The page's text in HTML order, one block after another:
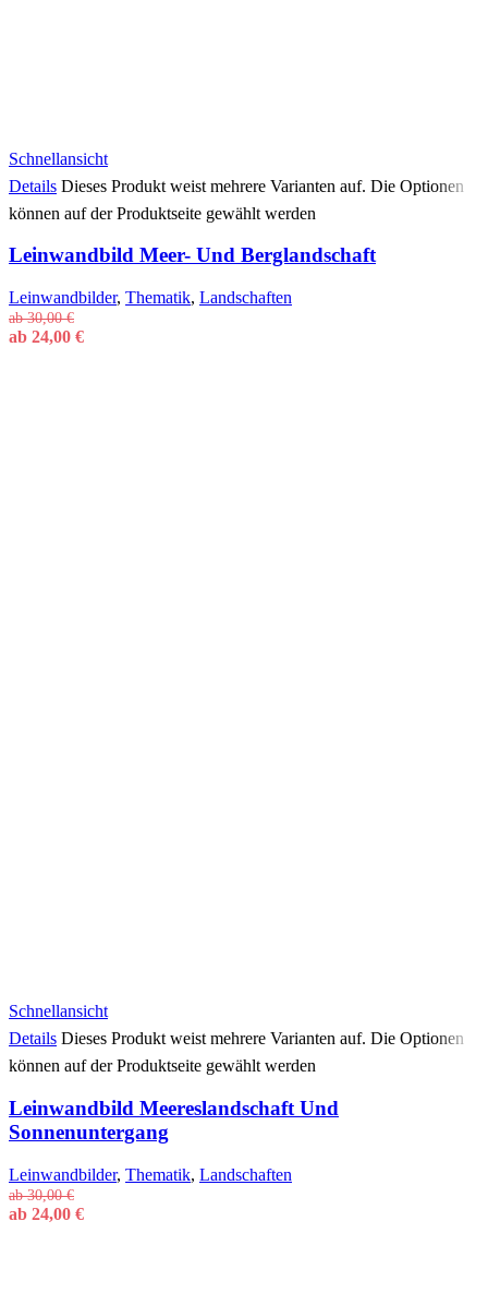
Schnellansicht
Details Dieses Produkt weist mehrere Varianten auf. Die Optionen
können auf der Produktseite gewählt werden
Leinwandbild Meer- Und Berglandschaft
Leinwandbilder, Thematik, Landschaften
ab30,00€
ab 24,00 €
Schnellansicht
Details Dieses Produkt weist mehrere Varianten auf. Die Optionen
können auf der Produktseite gewählt werden
Leinwandbild Meereslandschaft Und
Sonnenuntergang
Leinwandbilder, Thematik, Landschaften
ab30,00€
ab 24,00 €